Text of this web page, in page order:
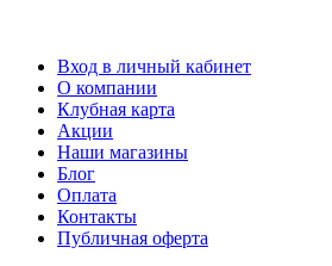
Вход в личный кабинет
О компании
Клубная карта
Акции
Наши магазины
Блог
Оплата
Контакты
Публичная оферта